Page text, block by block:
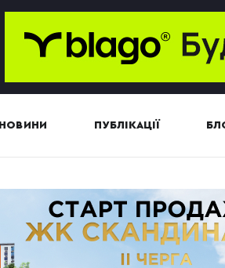
НОВИНИ ПУБЛІКАЦІЇ